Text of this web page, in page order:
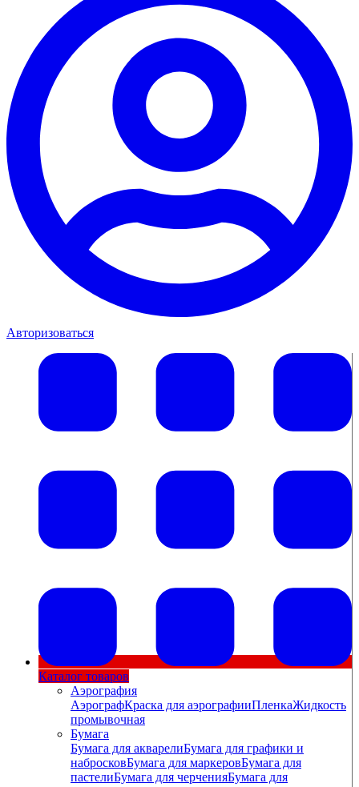
Авторизоваться
Каталог товаров
Аэрография
АэрографКраска для аэрографииПленкаЖидкость
промывочная
Бумага
Бумага для акварелиБумага для графики и
набросковБумага для маркеровБумага для
пастелиБумага для черченияБумага для